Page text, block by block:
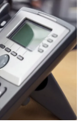
Rahmen Ihrer
können